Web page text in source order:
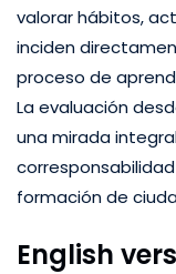
valorar hábitos,
inciden
proceso de
La evaluación
una mirada
formación de
English